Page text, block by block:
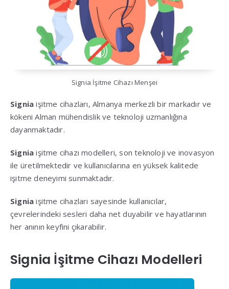
Signia İşitme Cihazı Menşei
Signia işitme cihazları, Almanya merkezli bir markadır ve
kökeni Alman mühendislik ve teknoloji uzmanlığına
dayanmaktadır.
Signia işitme cihazı modelleri, son teknoloji ve inovasyon
ile üretilmektedir ve kullanıcılarına en yüksek kalitede
işitme deneyimi sunmaktadır.
Signia işitme cihazları sayesinde kullanıcılar,
çevrelerindeki sesleri daha net duyabilir ve hayatlarının
her anının keyfini çıkarabilir.
Signia İşitme Cihazı Modelleri